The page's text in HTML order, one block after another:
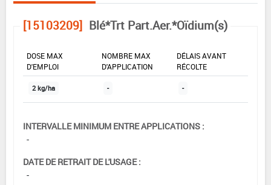
[15103209] Blé*Trt Part.Aer.*Oïdium(s)
DOSE MAX
D'EMPLOI
NOMBRE MAX
D'APPLICATION
DÉLAIS AVANT
RÉCOLTE
2 kg/ha - -
INTERVALLE MINIMUM ENTRE APPLICATIONS :
-
DATE DE RETRAIT DE L'USAGE :
-